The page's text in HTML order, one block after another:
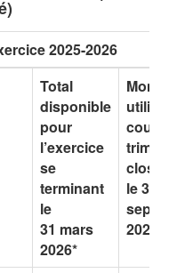
2025-2026
Total
disponible
pour
l’exercice
se
terminant
le
31 mars
2026*
Montant
utilisé
cours
trimestre
clos
le 30
2025